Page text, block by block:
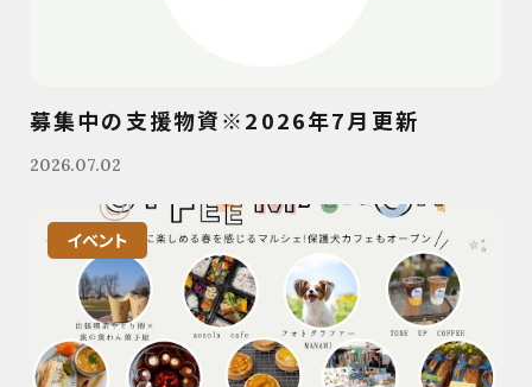
募集中の支援物資※2026年7月更新
2026.07.02
イベント